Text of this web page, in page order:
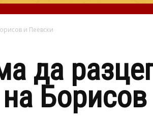
и Пеевски
да